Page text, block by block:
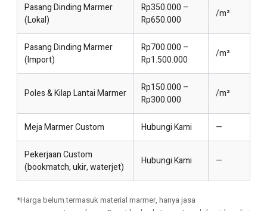
Pasang Dinding Marmer
(Lokal)
Rp350.000 –
Rp650.000
/m²
Pasang Dinding Marmer
(Import)
Rp700.000 –
Rp1.500.000
/m²
Poles & Kilap Lantai Marmer
Rp150.000 –
Rp300.000
/m²
Meja Marmer Custom Hubungi Kami —
Pekerjaan Custom
(bookmatch, ukir, waterjet)
Hubungi Kami —
*Harga belum termasuk material marmer, hanya jasa